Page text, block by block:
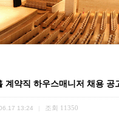
계약직 하우스매니저 채용 공
13:24 조회 11350